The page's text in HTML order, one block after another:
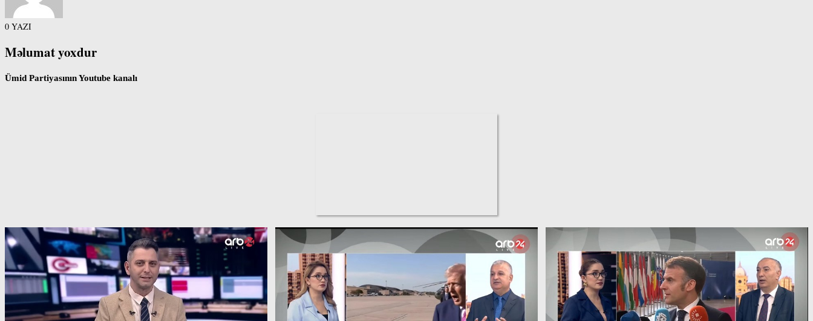
0 YAZI
Məlumat yoxdur
Ümid Partiyasının Youtube kanalı